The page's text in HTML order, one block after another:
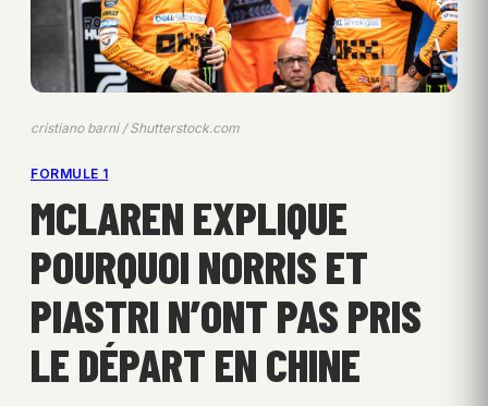
cristiano barni / Shutterstock.com
FORMULE 1
MCLAREN EXPLIQUE
POURQUOI NORRIS ET
PIASTRI N’ONT PAS PRIS
LE DÉPART EN CHINE